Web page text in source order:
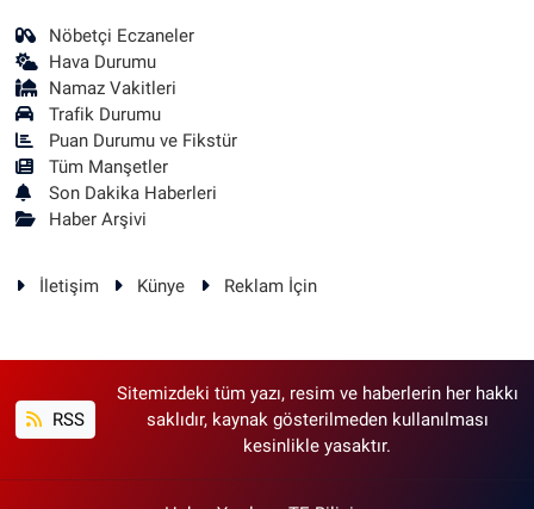
Nöbetçi Eczaneler
Hava Durumu
Namaz Vakitleri
Trafik Durumu
Puan Durumu ve Fikstür
Tüm Manşetler
Son Dakika Haberleri
Haber Arşivi
İletişim Künye Reklam İçin
RSS
Sitemizdeki tüm yazı, resim ve haberlerin her hakkı
saklıdır, kaynak gösterilmeden kullanılması
kesinlikle yasaktır.